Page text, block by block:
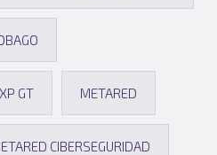
GT METARED
CIBERSEGURIDAD